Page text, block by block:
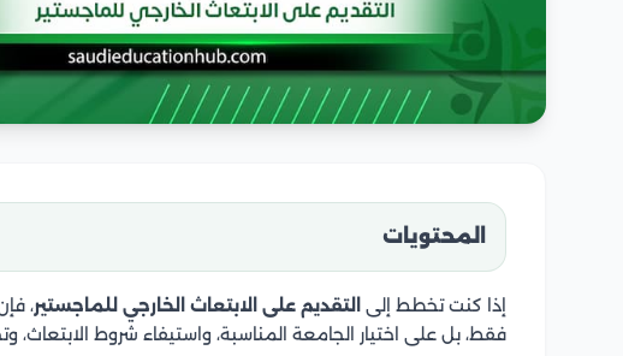
المحتويات
إذا كنت تخطط إلى التقديم على الابتعاث الخارجي للماجستير،
فقط، بل على اختيار الجامعة المناسبة، واستيفاء شروط الابتعاث،